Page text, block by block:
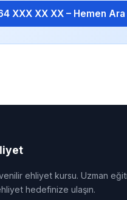
XXX XX XX – Hemen Ara
ehliyet kursu. Uzman
hedefinize ulaşın.